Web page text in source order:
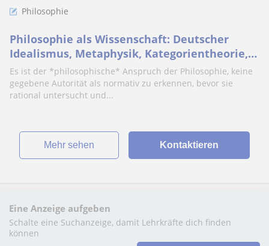
Philosophie
Philosophie als Wissenschaft: Deutscher
Idealismus, Metaphysik, Kategorientheorie,
politische Philosophie/Ethik,
Metaphilosophie
Es ist der *philosophische* Anspruch der Philosophie, keine
gegebene Autorität als normativ zu erkennen, bevor sie
rational untersucht und...
Mehr sehen Kontaktieren
Eine Anzeige aufgeben
Schalte eine Suchanzeige, damit Lehrkräfte dich finden
können